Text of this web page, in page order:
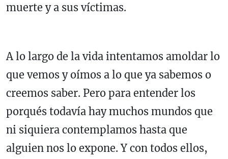
muerte y a sus víctimas.
A lo largo de la vida intentamos amoldar lo
que vemos y oímos a lo que ya sabemos o
creemos saber. Pero para entender los
porqués todavía hay muchos mundos que
ni siquiera contemplamos hasta que
alguien nos lo expone. Y con todos ellos,